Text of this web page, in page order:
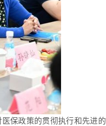
保政策的贯彻执行和先进的